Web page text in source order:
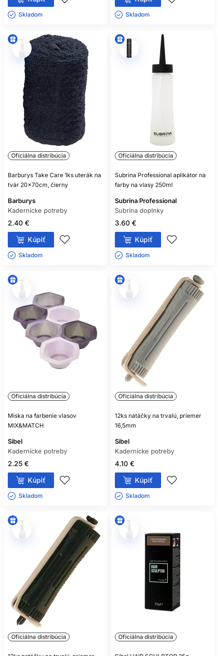
Skladom ㅤ Skladom ㅤ
Oficiálna distribúcia
Barburys Take Care 1ks uterák na
tvár 20x70cm, čierny
Barburys
Kadernícke potreby
2.40 €
Kúpiť
Skladom ㅤ
Oficiálna distribúcia
Subrina Professional aplikátor na
farby na vlasy 250ml
Subrina Professional
Subrina doplnky
3.60 €
Kúpiť
Skladom ㅤ
Oficiálna distribúcia
Miska na farbenie vlasov
MIX&MATCH
Sibel
Kadernícke potreby
2.25 €
Kúpiť
Skladom ㅤ
Oficiálna distribúcia
12ks natáčky na trvalú, priemer
16,5mm
Sibel
Kadernícke potreby
4.10 €
Kúpiť
Skladom ㅤ
Oficiálna distribúcia Oficiálna distribúcia